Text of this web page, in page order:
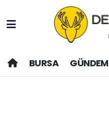
BURSA GÜNDEM
Hava Durumu
Trafik Durumu